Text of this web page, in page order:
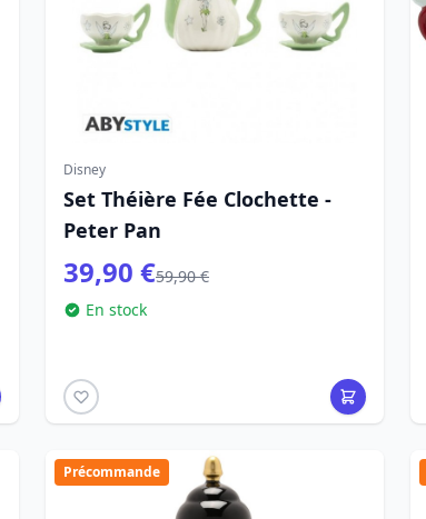
Disney
Set Théière Fée Clochette -
Peter Pan
39,90 €59,90 €
En stock
Précommande